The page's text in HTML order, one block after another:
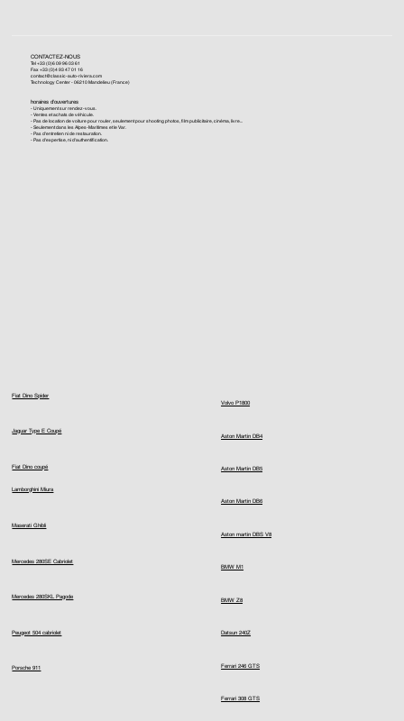
Volvo P1800
Aston Martin DB4
Aston Martin DB5
Aston Martin DB6
Aston martin DBS V8
BMW M1
BMW Z8
Datsun 240Z
Ferrari 246 GTS
Ferrari 308 GTS
Fiat Dino Spider
Jaguar Type E Coupé
Lamborghini Miura
Maserati Ghibli
Mercedes 280SE Cabriolet
Mercedes 280SKL Pagode
Peugeot 504 cabriolet
Porsche 911
Fiat Dino coupé
CONTACTEZ-NOUS
Tel +33 (0)6 09 96 03 61
Fax +33 (0)4 93 47 01 16
contact@classic-auto-riviera.com
Technology Center - 06210 Mandelieu (France)
horaires d'ouvertures
- Uniquement sur rendez-vous.
- Ventes et achats de véhicule.
- Pas de location de voiture pour rouler, seulement pour shooting photos, film publicitaire, cinéma, livre...
- Seulement dans les Alpes-Maritimes et le Var.
- Pas d'entretien ni de restauration.
- Pas d'expertise, ni d'authentification.